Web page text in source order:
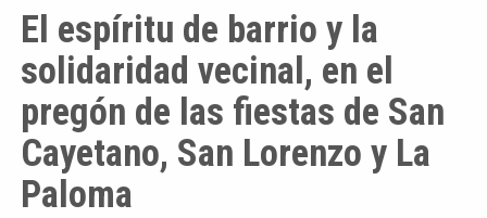
El espíritu de barrio y la
solidaridad vecinal, en el
pregón de las fiestas de San
Cayetano, San Lorenzo y La
Paloma